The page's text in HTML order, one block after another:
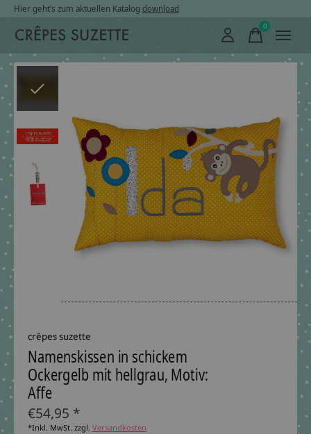
Hier geht’s zum aktuellen Katalog download
0items
crêpes suzette
Namenskissen in schickem
Ockergelb mit hellgrau, Motiv:
Affe
€54,95 *
*Inkl. MwSt. zzgl. Versandkosten